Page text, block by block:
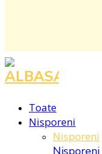
Facebook
Instagram
Youtube
Toate
Nisporeni
Nisporeni
Nisporeni